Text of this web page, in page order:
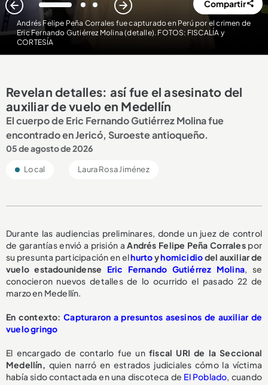
Andrés Felipe Peña Corrales fue capturado en Perú por el crimen de
Eric Fernando Gutiérrez Molina (detalle). FOTOS: FISCALÍA y
CORTESÍA
1 2 3 Compartir
Revelan detalles: así fue el asesinato del
auxiliar de vuelo en Medellín
El cuerpo de Eric Fernando Gutiérrez Molina fue
encontrado en Jericó, Suroeste antioqueño.
05 de agosto de 2026
Local Laura Rosa Jiménez
Durante las audiencias preliminares, donde un juez de control
de garantías envió a prisión aAndrés Felipe Peña Corralespor
su presunta participación en elhurtoyhomicidiodel auxiliar de
vuelo estadounidense Eric Fernando Gutiérrez Molina, se
conocieron nuevos detalles de lo ocurrido el pasado 22 de
marzo en Medellín.
En contexto: Capturaron a presuntos asesinos de auxiliar de
vuelo gringo
El encargado de contarlo fue unfiscal URI de la Seccional
Medellín, quien narró en estrados judiciales cómo la víctima
había sido contactada en una discoteca de El Poblado, cuando